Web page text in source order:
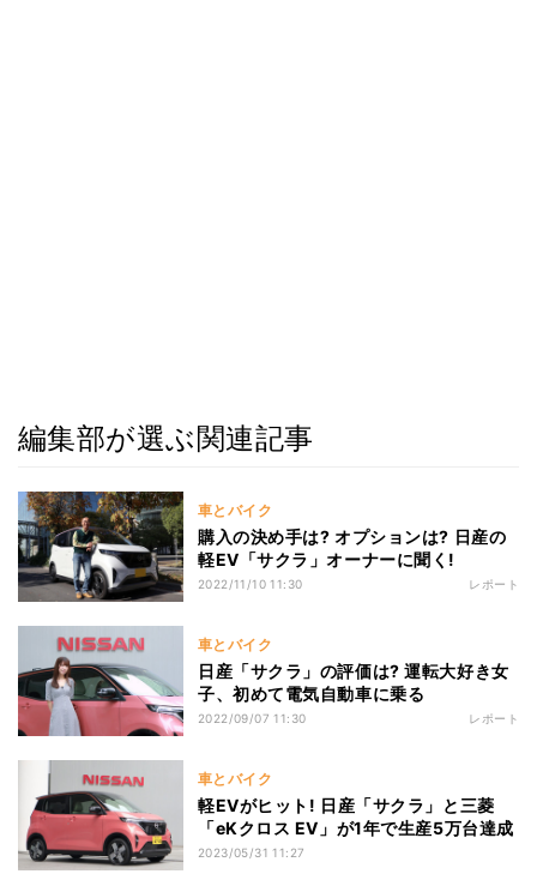
編集部が選ぶ関連記事
車とバイク
購入の決め手は? オプションは? 日産の
軽EV「サクラ」オーナーに聞く!
2022/11/10 11:30 レポート
車とバイク
日産「サクラ」の評価は? 運転大好き女
子、初めて電気自動車に乗る
2022/09/07 11:30 レポート
車とバイク
軽EVがヒット! 日産「サクラ」と三菱
「eKクロス EV」が1年で生産5万台達成
2023/05/31 11:27